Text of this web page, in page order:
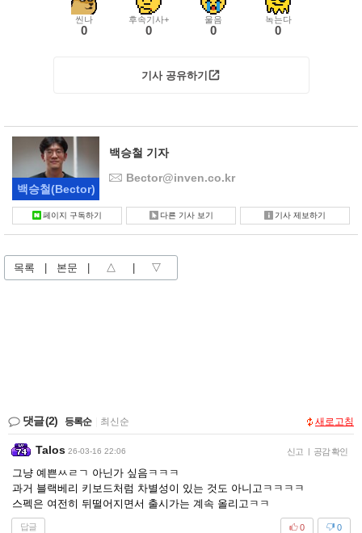
씬나
0
후속기사+
0
울음
0
녹는다
0
기사 공유하기
백승철(Bector)
백승철 기자
Bector@inven.co.kr
페이지 구독하기 다른 기사 보기 기사 제보하기
목록 본문 △ ▽
댓글(2) 등록순 최신순 새로고침
Talos 26-03-16 22:06 신고 | 공감 확인
그냥 예쁜ㅆㄹㄱ 아닌가 싶음ㅋㅋㅋ
과거 블랙베리 키보드처럼 차별성이 있는 것도 아니고ㅋㅋㅋㅋ
스펙은 여전히 뒤떨어지면서 출시가는 계속 올리고ㅋㅋ
답글 0
0